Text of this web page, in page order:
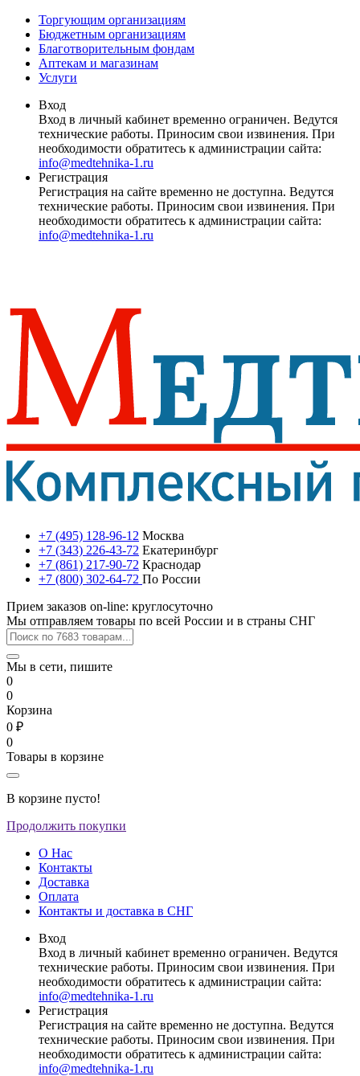
Торгующим организациям
Бюджетным организациям
Благотворительным фондам
Аптекам и магазинам
Услуги
Вход
Вход в личный кабинет временно ограничен. Ведутся
технические работы. Приносим свои извинения. При
необходимости обратитесь к администрации сайта:
info@medtehnika-1.ru
Регистрация
Регистрация на сайте временно не доступна. Ведутся
технические работы. Приносим свои извинения. При
необходимости обратитесь к администрации сайта:
info@medtehnika-1.ru
+7 (495) 128-96-12 Москва
+7 (343) 226-43-72 Екатеринбург
+7 (861) 217-90-72 Краснодар
+7 (800) 302-64-72 По России
Прием заказов on-line: круглосуточно
Мы отправляем товары по всей России и в страны СНГ
Мы в сети, пишите
0
0
Корзина
0 ₽
0
Товары в корзине
В корзине пусто!
Продолжить покупки
О Нас
Контакты
Доставка
Оплата
Контакты и доставка в СНГ
Вход
Вход в личный кабинет временно ограничен. Ведутся
технические работы. Приносим свои извинения. При
необходимости обратитесь к администрации сайта:
info@medtehnika-1.ru
Регистрация
Регистрация на сайте временно не доступна. Ведутся
технические работы. Приносим свои извинения. При
необходимости обратитесь к администрации сайта:
info@medtehnika-1.ru